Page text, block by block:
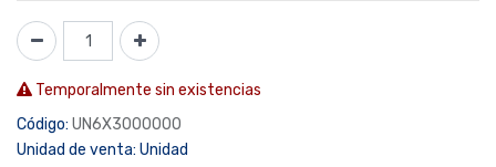
Temporalmente sin existencias
Código: UN6X3000000
Unidad de venta: Unidad